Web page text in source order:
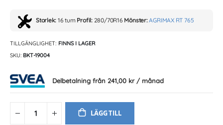
Storlek: 16 tum Profil:280/70R16 Mönster:AGRIMAX RT 765
TILLGÄNGLIGHET: FINNS I LAGER
SKU BKT-19004
Delbetalning från 241,00 kr/ månad
LÄGG TILL